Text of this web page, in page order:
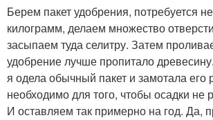
Берем пакет удобрения, потребуется
килограмм, делаем множество
засыпаем туда селитру. Затем
удобрение лучше пропитало
я одела обычный пакет и замотала его
необходимо для того, чтобы осадки не
И оставляем так примерно на год. Да,